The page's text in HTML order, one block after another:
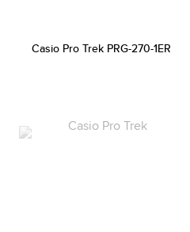
Casio Pro Trek PRG-270-1ER